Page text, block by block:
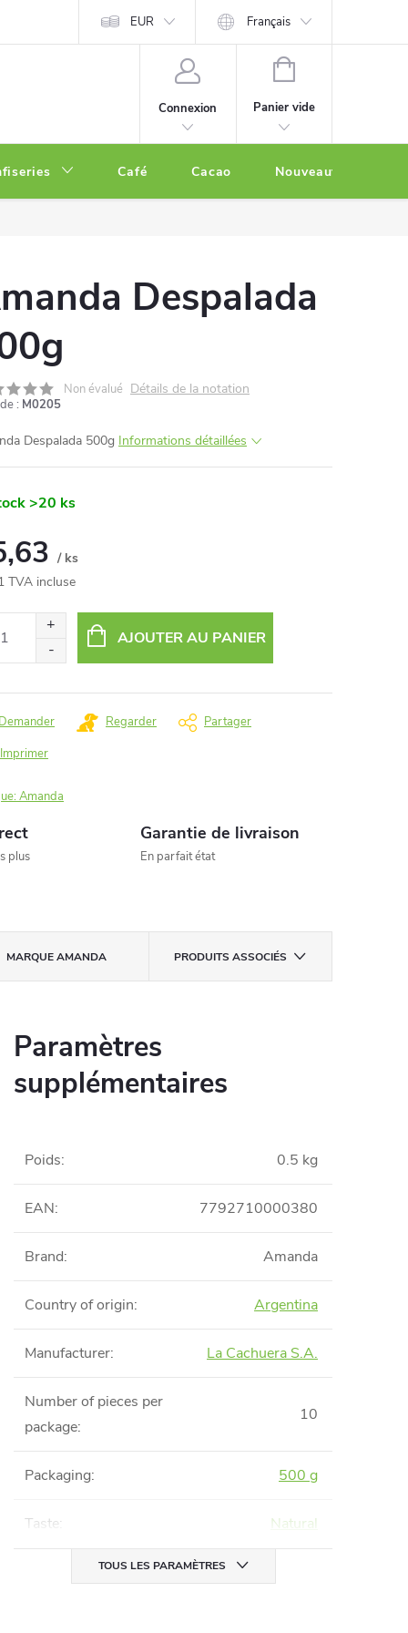
EUR Français
Connexion
PANIER
Panier vide
Café Cacao Nouveautés
Despalada
Non évalué Détails de la notation
: M0205
Despalada 500g Informations détaillées
>20 ks
/ ks
TVA incluse
AJOUTER AU PANIER
Imprimer
Demander Regarder Partager
Amanda
plus
Garantie de livraison
En parfait état
MARQUEAMANDA PRODUITS ASSOCIÉS
Paramètres
supplémentaires
Poids: 0.5 kg
EAN: 7792710000380
Brand: Amanda
Country of origin: Argentina
Manufacturer: La Cachuera S.A.
Number of pieces per
package:
10
Packaging: 500 g
Taste: Natural
TOUS LES PARAMÈTRES